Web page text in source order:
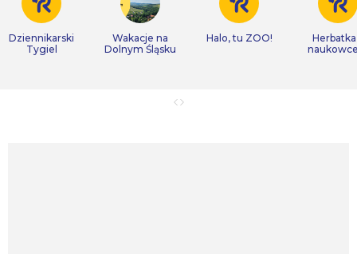
Dziennikarski
Tygiel
Wakacje na
Dolnym Śląsku
Halo, tu ZOO!